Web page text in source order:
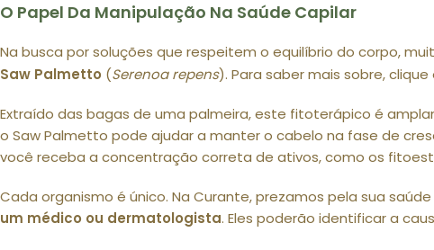
O Papel Da Manipulação Na Saúde Capilar
Na busca por soluções que respeitem o equilíbrio do corpo,
Saw Palmetto (Serenoa repens). Para saber mais sobre, clique
Extraído das bagas de uma palmeira, este fitoterápico é
o Saw Palmetto pode ajudar a manter o cabelo na fase de
você receba a concentração correta de ativos, como os
Cada organismo é único. Na Curante, prezamos pela sua
um médico ou dermatologista. Eles poderão identificar a